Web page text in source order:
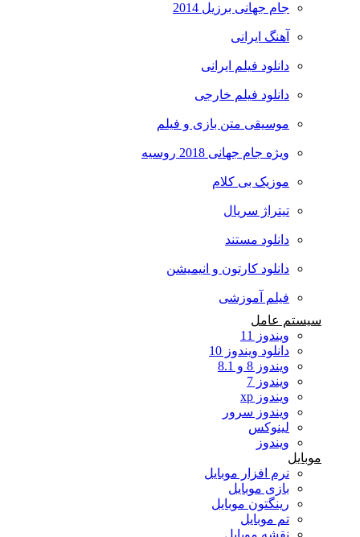
جام جهانی برزیل 2014
آهنگ ایرانی
دانلود فیلم ایرانی
دانلود فیلم خارجی
موسیقی متن بازی و فیلم
ویژه جام جهانی 2018 روسیه
موزیک بی کلام
تیتراژ سریال
دانلود مستند
دانلود کارتون و انیمیشن
فیلم آموزشی
سیستم عامل
ویندوز 11
دانلود ویندوز 10
ویندوز 8 و 8.1
ویندوز 7
ویندوز xp
ویندوز سرور
لینوکس
ویندوز
نرم افزار موبایل
بازی موبایل
رینگتون موبایل
تم موبایل
نقشه موبایل